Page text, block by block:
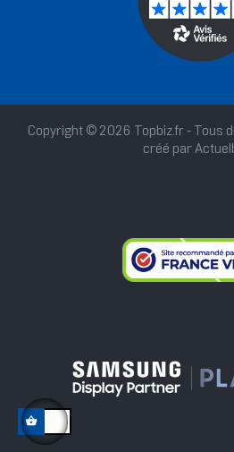
Copyright © 2026 Topbiz.fr - Tous
créé par